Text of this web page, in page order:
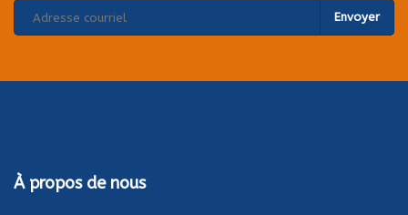
Envoyer
À propos de nous